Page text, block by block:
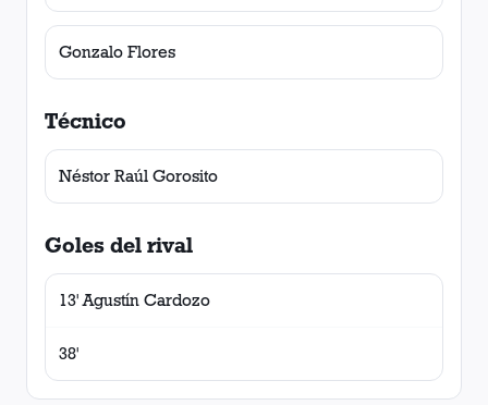
Gonzalo Flores
Técnico
Néstor Raúl Gorosito
Goles del rival
13' Agustín Cardozo
38'